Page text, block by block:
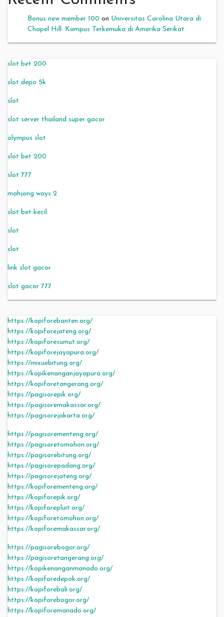
Bonus new member 100 on Universitas Carolina Utara di
Chapel Hill: Kampus Terkemuka di Amerika Serikat
slot bet 200
slot depo 5k
slot
slot server thailand super gacor
olympus slot
slot bet 200
slot 777
mahjong ways 2
slot bet kecil
slot
slot
link slot gacor
slot gacor 777
https://kopiforebanten.org/
https://kopiforejateng.org/
https://kopiforesumut.org/
https://kopiforejayapura.org/
https://mixuebitung.org/
https://kopikenanganjayapura.org/
https://kopiforetangerang.org/
https://pagisorepik.org/
https://pagisoremakassar.org/
https://pagisorejakarta.org/
https://pagisorementeng.org/
https://pagisoretomohon.org/
https://pagisorebitung.org/
https://pagisorepadang.org/
https://pagisorejateng.org/
https://kopiforementeng.org/
https://kopiforepik.org/
https://kopiforepluit.org/
https://kopiforetomohon.org/
https://kopiforemakassar.org/
https://pagisorebogor.org/
https://pagisoretangerang.org/
https://kopikenanganmanado.org/
https://kopiforedepok.org/
https://kopiforebali.org/
https://kopiforebogor.org/
https://kopiforemanado.org/